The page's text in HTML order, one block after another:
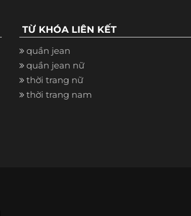
TỪ KHÓA LIÊN KẾT
quần jean
quần jean nữ
thời trang nữ
thời trang nam